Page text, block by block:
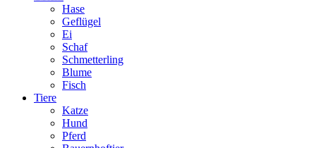
Hase
Geflügel
Ei
Schaf
Schmetterling
Blume
Fisch
Tiere
Katze
Hund
Pferd